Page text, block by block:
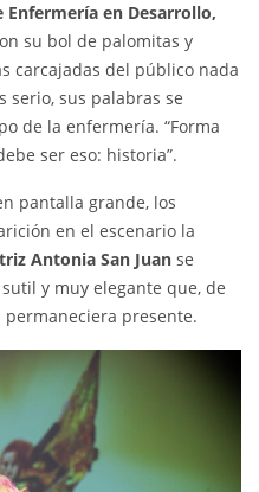
Enfermería en Desarrollo,
su bol de palomitas y
carcajadas del público nada
serio, sus palabras se
de la enfermería. “Forma
ser eso: historia”.
pantalla grande, los
en el escenario la
Antonia San Juan se
y muy elegante que, de
permaneciera presente.